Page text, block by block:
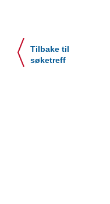
Tilbake til
søketreff